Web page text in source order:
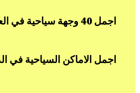
اجمل 40 وجهة سياحية في العالم
اجمل الاماكن السياحية في